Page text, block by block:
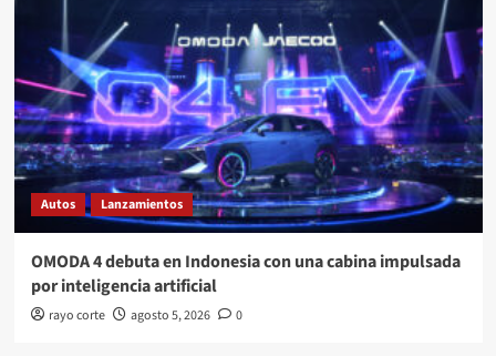
Autos Lanzamientos
OMODA 4 debuta en Indonesia con una cabina impulsada
por inteligencia artificial
rayo corte agosto 5, 2026 0